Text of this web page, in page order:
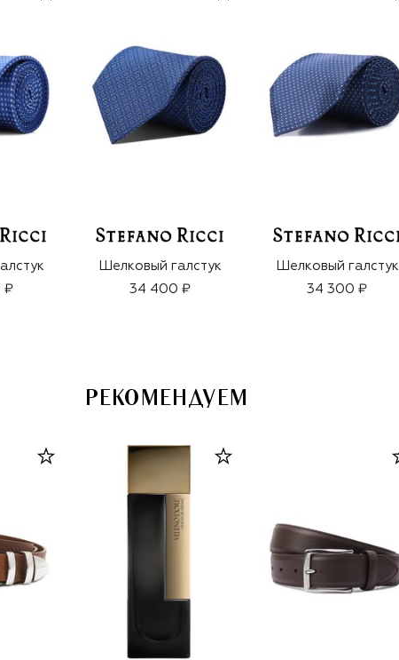
₽
Шелковый галстук
34 400 ₽
Шелковый галстук
34 300 ₽
РЕКОМЕНДУЕМ